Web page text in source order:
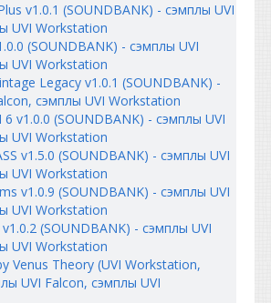
v1.0.1 (SOUNDBANK) - сэмплы UVI
UVI Workstation
(SOUNDBANK) - сэмплы UVI
UVI Workstation
Legacy v1.0.1 (SOUNDBANK) -
сэмплы UVI Workstation
6 v1.0.0 (SOUNDBANK) - сэмплы UVI
UVI Workstation
v1.5.0 (SOUNDBANK) - сэмплы UVI
UVI Workstation
v1.0.9 (SOUNDBANK) - сэмплы UVI
UVI Workstation
(SOUNDBANK) - сэмплы UVI
UVI Workstation
Venus Theory (UVI Workstation,
UVI Falcon, сэмплы UVI